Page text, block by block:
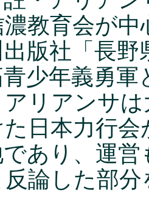
教育会が
版社「長
少年義勇軍
アリアンサ
た日本力行
あり、運
反論した部